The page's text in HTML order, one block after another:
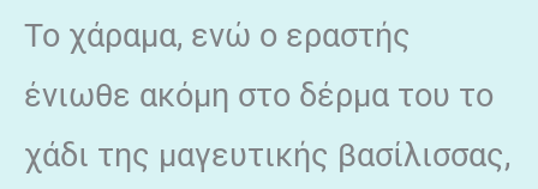
Το χάραμα, ενώ ο εραστής
ένιωθε ακόμη στο δέρμα του το
χάδι της μαγευτικής βασίλισσας,